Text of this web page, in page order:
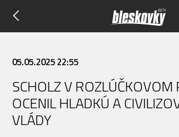
05.05.2025 22:55
SCHOLZ V ROZLÚČKOVOM
OCENIL HLADKÚ A
VLÁDY